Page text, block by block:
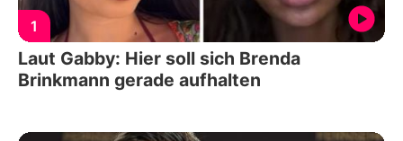
1
Laut Gabby: Hier soll sich Brenda
Brinkmann gerade aufhalten